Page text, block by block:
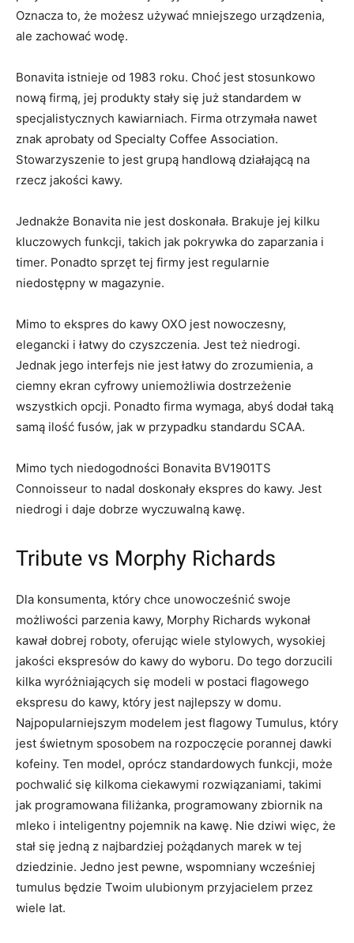
Oznacza to, że możesz używać mniejszego urządzenia,
ale zachować wodę.
Bonavita istnieje od 1983 roku. Choć jest stosunkowo
nową firmą, jej produkty stały się już standardem w
specjalistycznych kawiarniach. Firma otrzymała nawet
znak aprobaty od Specialty Coffee Association.
Stowarzyszenie to jest grupą handlową działającą na
rzecz jakości kawy.
Jednakże Bonavita nie jest doskonała. Brakuje jej kilku
kluczowych funkcji, takich jak pokrywka do zaparzania i
timer. Ponadto sprzęt tej firmy jest regularnie
niedostępny w magazynie.
Mimo to ekspres do kawy OXO jest nowoczesny,
elegancki i łatwy do czyszczenia. Jest też niedrogi.
Jednak jego interfejs nie jest łatwy do zrozumienia, a
ciemny ekran cyfrowy uniemożliwia dostrzeżenie
wszystkich opcji. Ponadto firma wymaga, abyś dodał taką
samą ilość fusów, jak w przypadku standardu SCAA.
Mimo tych niedogodności Bonavita BV1901TS
Connoisseur to nadal doskonały ekspres do kawy. Jest
niedrogi i daje dobrze wyczuwalną kawę.
Tribute vs Morphy Richards
Dla konsumenta, który chce unowocześnić swoje
możliwości parzenia kawy, Morphy Richards wykonał
kawał dobrej roboty, oferując wiele stylowych, wysokiej
jakości ekspresów do kawy do wyboru. Do tego dorzucili
kilka wyróżniających się modeli w postaci flagowego
ekspresu do kawy, który jest najlepszy w domu.
Najpopularniejszym modelem jest flagowy Tumulus, który
jest świetnym sposobem na rozpoczęcie porannej dawki
kofeiny. Ten model, oprócz standardowych funkcji, może
pochwalić się kilkoma ciekawymi rozwiązaniami, takimi
jak programowana filiżanka, programowany zbiornik na
mleko i inteligentny pojemnik na kawę. Nie dziwi więc, że
stał się jedną z najbardziej pożądanych marek w tej
dziedzinie. Jedno jest pewne, wspomniany wcześniej
tumulus będzie Twoim ulubionym przyjacielem przez
wiele lat.